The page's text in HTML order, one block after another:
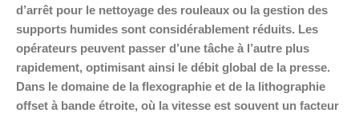
d’arrêt pour le nettoyage des rouleaux ou la gestion des
supports humides sont considérablement réduits. Les
opérateurs peuvent passer d’une tâche à l’autre plus
rapidement, optimisant ainsi le débit global de la presse.
Dans le domaine de la flexographie et de la lithographie
offset à bande étroite, où la vitesse est souvent un facteur